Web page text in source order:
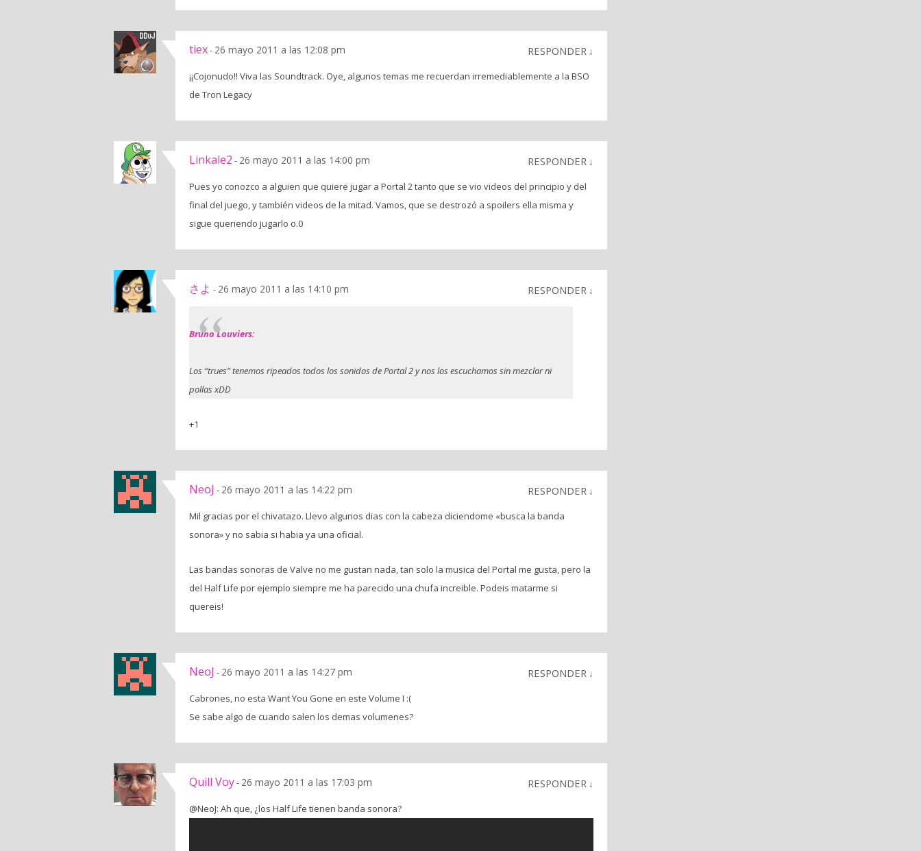
tiex- 26 mayo 2011 a las 12:08 pm RESPONDER ↓
¡¡Cojonudo!! Viva las Soundtrack. Oye, algunos temas me recuerdan irremediablemente a la BSO
de Tron Legacy
Linkale2 - 26 mayo 2011 a las 14:00 pm RESPONDER ↓
Pues yo conozco a alguien que quiere jugar a Portal 2 tanto que se vio videos del principio y del
final del juego, y también videos de la mitad. Vamos, que se destrozó a spoilers ella misma y
sigue queriendo jugarlo o.0
さよ - 26 mayo 2011 a las 14:10 pm RESPONDER ↓
Bruno Louviers:
Los “trues” tenemos ripeados todos los sonidos de Portal 2 y nos los escuchamos sin mezclar ni
pollas xDD
+1
NeoJ - 26 mayo 2011 a las 14:22 pm RESPONDER ↓
Mil gracias por el chivatazo. Llevo algunos dias con la cabeza diciendome «busca la banda
sonora» y no sabia si habia ya una oficial.
Las bandas sonoras de Valve no me gustan nada, tan solo la musica del Portal me gusta, pero la
del Half Life por ejemplo siempre me ha parecido una chufa increible. Podeis matarme si
quereis!
NeoJ - 26 mayo 2011 a las 14:27 pm RESPONDER ↓
Cabrones, no esta Want You Gone en este Volume I :(
Se sabe algo de cuando salen los demas volumenes?
Quill Voy- 26 mayo 2011 a las 17:03 pm RESPONDER ↓
@NeoJ: Ah que, ¿los Half Life tienen banda sonora?